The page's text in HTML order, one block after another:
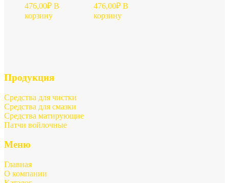
476,00₽ В
корзину
476,00₽ В
корзину
Продукция
Средства для чистки
Средства для смазки
Средства матирующие
Патчи войлочные
Меню
Главная
О компании